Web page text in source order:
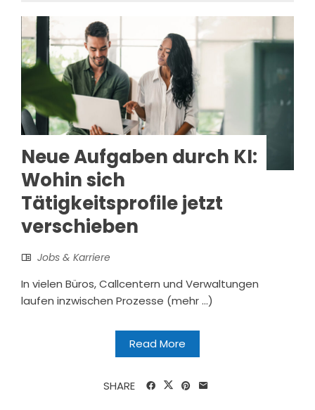
Neue Aufgaben durch KI:
Wohin sich
Tätigkeitsprofile jetzt
verschieben
Jobs & Karriere
In vielen Büros, Callcentern und Verwaltungen
laufen inzwischen Prozesse (mehr …)
Read More
SHARE